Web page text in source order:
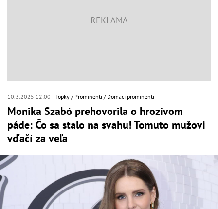
10.3.2025 12:00 Topky Prominenti Domáci prominenti
Monika Szabó prehovorila o hrozivom
páde: Čo sa stalo na svahu! Tomuto mužovi
vďačí za veľa